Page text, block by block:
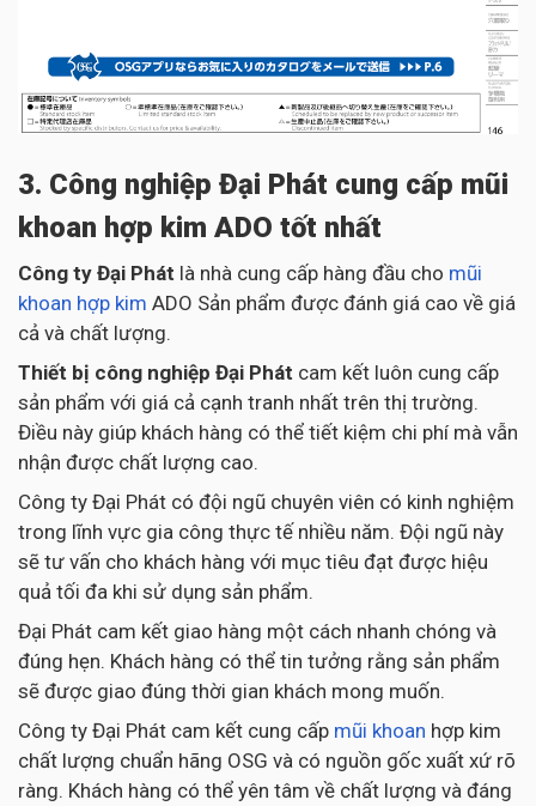
3. Công nghiệp Đại Phát cung cấp mũi
khoan hợp kim ADO tốt nhất
Công ty Đại Phát là nhà cung cấp hàng đầu cho mũi
khoan hợp kim ADO Sản phẩm được đánh giá cao về giá
cả và chất lượng.
Thiết bị công nghiệp Đại Phát cam kết luôn cung cấp
sản phẩm với giá cả cạnh tranh nhất trên thị trường.
Điều này giúp khách hàng có thể tiết kiệm chi phí mà vẫn
nhận được chất lượng cao.
Công ty Đại Phát có đội ngũ chuyên viên có kinh nghiệm
trong lĩnh vực gia công thực tế nhiều năm. Đội ngũ này
sẽ tư vấn cho khách hàng với mục tiêu đạt được hiệu
quả tối đa khi sử dụng sản phẩm.
Đại Phát cam kết giao hàng một cách nhanh chóng và
đúng hẹn. Khách hàng có thể tin tưởng rằng sản phẩm
sẽ được giao đúng thời gian khách mong muốn.
Công ty Đại Phát cam kết cung cấp mũi khoan hợp kim
chất lượng chuẩn hãng OSG và có nguồn gốc xuất xứ rõ
ràng. Khách hàng có thể yên tâm về chất lượng và đáng